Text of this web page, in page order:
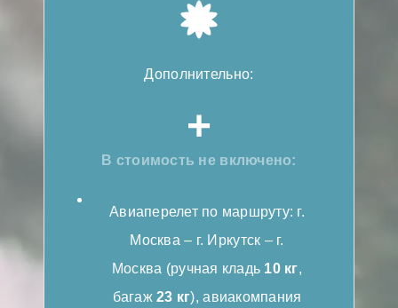
Дополнительно:
+
В стоимость не включено:
Авиаперелет по маршруту: г.
Москва – г. Иркутск – г.
Москва (ручная кладь 10 кг,
багаж23 кг), авиакомпания